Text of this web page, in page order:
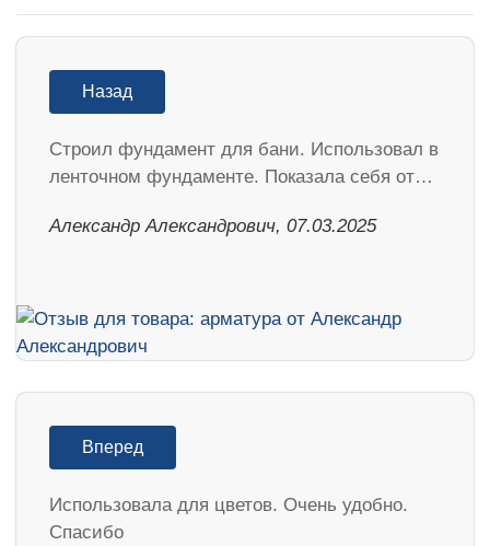
Назад
Строил фундамент для бани. Использовал в
ленточном фундаменте. Показала себя от…
Александр Александрович, 07.03.2025
Вперед
Использовала для цветов. Очень удобно.
Спасибо